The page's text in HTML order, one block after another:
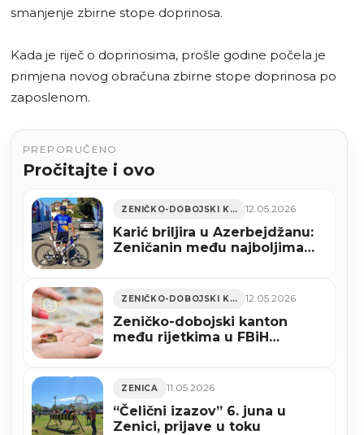
smanjenje zbirne stope doprinosa.
Kada je riječ o doprinosima, prošle godine počela je
primjena novog obračuna zbirne stope doprinosa po
zaposlenom.
PREPORUČENO
Pročitajte i ovo
ZENIČKO-DOBOJSKI KANTON 12.05.2026
Karić briljira u Azerbejdžanu:
Zeničanin među najboljima
ZENIČKO-DOBOJSKI KANTON 12.05.2026
Zeničko-dobojski kanton
među rijetkima u FBiH
ZENICA 11.05.2026
“Čelični izazov” 6. juna u
Zenici, prijave u toku